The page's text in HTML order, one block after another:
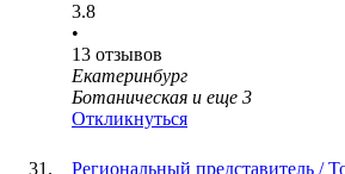
3.8
•
13 отзывов
Екатеринбург
Ботаническая и еще 3
Откликнуться
Региональный представитель /